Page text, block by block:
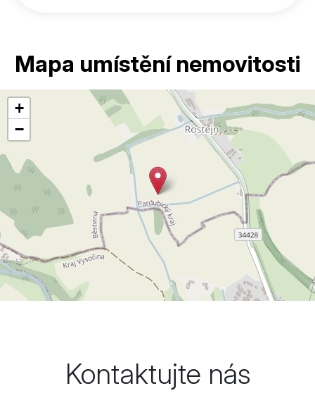
Mapa umístění nemovitosti
+
−
Kontaktujte nás